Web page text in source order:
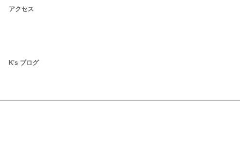
アクセス
K's ブログ